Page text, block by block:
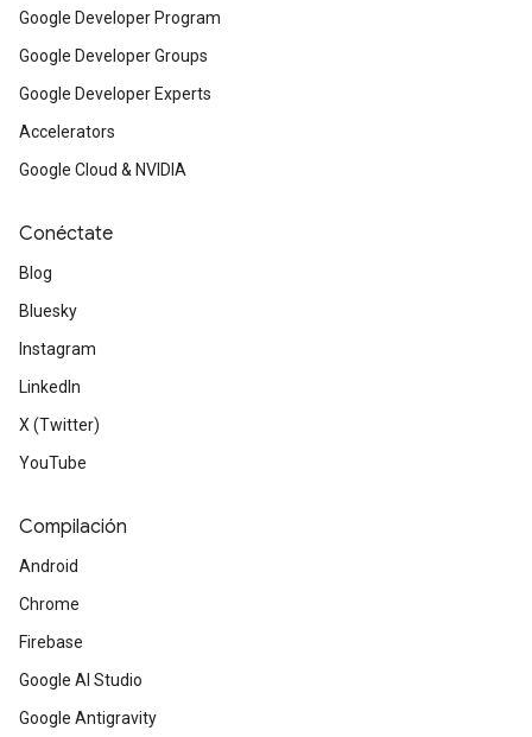
Google Developer Program
Google Developer Groups
Google Developer Experts
Accelerators
Google Cloud & NVIDIA
Conéctate
Blog
Bluesky
Instagram
LinkedIn
X (Twitter)
YouTube
Compilación
Android
Chrome
Firebase
Google AI Studio
Google Antigravity